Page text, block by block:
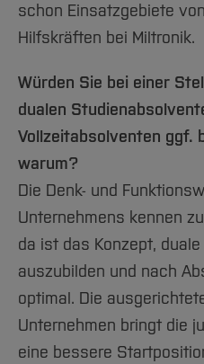
schon Einsatzgebiete
Hilfskräften bei Miltronik.
Würden Sie bei einer
dualen
Vollzeitabsolventen ggf.
warum?
Die Denk- und
Unternehmens kennen
da ist das Konzept,
auszubilden und nach
optimal. Die
Unternehmen bringt die
eine bessere